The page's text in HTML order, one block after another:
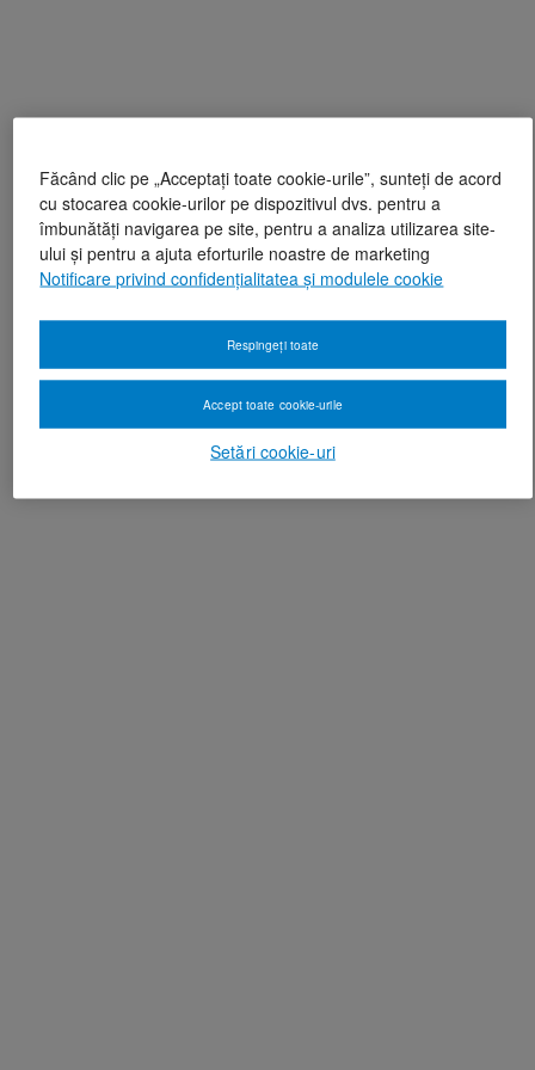
Făcând clic pe „Acceptați toate cookie-urile”, sunteți de acord
cu stocarea cookie-urilor pe dispozitivul dvs. pentru a
îmbunătăți navigarea pe site, pentru a analiza utilizarea site-
ului și pentru a ajuta eforturile noastre de marketing
Notificare privind confidențialitatea și modulele cookie
Setări cookie-uri
Respingeți toate
Accept toate cookie-urile